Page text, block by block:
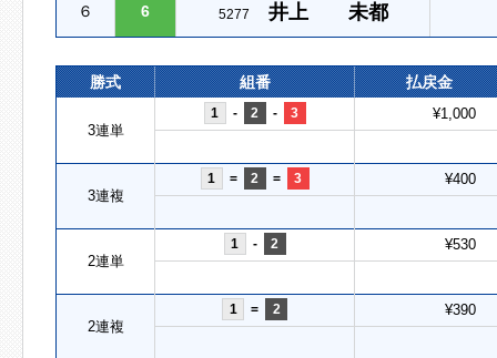
６ 6 5277 井上 未都
勝式 組番 払戻金
3連単
1 - 2 - 3 ¥1,000
3連複
1 = 2 = 3 ¥400
2連単
1 - 2 ¥530
2連複
1 = 2 ¥390